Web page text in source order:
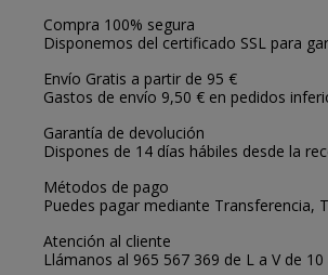
Compra 100% segura
Disponemos del certificado SSL para
Envío Gratis a partir de 95 €
Gastos de envío 9,50 € en pedidos
Garantía de devolución
Dispones de 14 días hábiles desde la
Métodos de pago
Puedes pagar mediante Transferencia,
Atención al cliente
Llámanos al 965 567 369 de L a V de